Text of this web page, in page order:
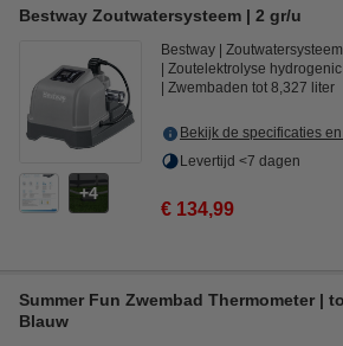
Bestway Zoutwatersysteem | 2 gr/u
4
Bestway
Zoutwatersysteem
Zoutelektrolyse hydrogenic
Zwembaden tot 8,327 liter
Bekijk de specificaties
Levertijd <7 dagen
€ 134,99
Summer Fun Zwembad Thermometer |
Blauw